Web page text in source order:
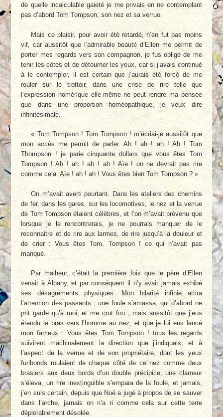
de quelle incalculable gaieté je me privais en ne contemplant
pas d’abord Tom Tompson, son nez et sa verrue.
Mais ce plaisir, pour avoir été retardé, n’en fut pas moins
vif, car aussitôt que l’admirable beauté d’Ellen me permit de
porter mes regards vers son compagnon, je fus obligé de me
tenir les côtes et de détourner les yeux, car si j’avais continué
à le contempler, il est certain que j’aurais été forcé de me
rouler sur le trottoir, dans une crise de rire telle que
l’expression homérique elle-même ne peut rendre ma pensée
que dans une proportion homéopathique, je veux dire
infinitésimale.
« Tom Tompson ! Tom Tompson ! m’écriai-je aussitôt que
mon accès me permit de parler. Ah ! ah ! ah ! Ah ! Tom
Thompson ! je parie cinquante dollars que vous êtes Tom
Tompson ! Ah ! ah ! ah ! ah ! Aïe ! on ne devrait pas rire
comme cela. Aïe ! ah ! ah ! Vous êtes bien Tom Tompson ? »
On m’avait averti pourtant. Dans les ateliers des chemins
de fer, dans les gares, sur les locomotives, le nez et la verrue
de Tom Tompson étaient célèbres, et l’on m’avait prévenu que
lorsque je le rencontrerais, je ne pourrais manquer de le
reconnaitre et de rire aux larmes, de rire jusqu’à la douleur et
de crier : Vous êtes Tom. Tompson ! ce qui n’avait pas
manqué.
Par malheur, c’était la première fois que le père d’Ellen
venait à Albany, et par conséquent il n’y avait jamais exhibé
ses désagréments physiques. Mon hilarité infinie attira
l’attention des passants ; une foule s’amassa, qui d’abord ne
prit garde qu’à moi, et me crut fou ; mais aussitôt que j’eus
étendu le bras vers l’homme au nez, et que je lui eus lancé
mon fameux : Vous êtes Tom Tompson ! tous les regards
suivirent machinalement la direction que j’indiquais, et à
l’aspect de la verrue et de son propriétaire, dont les yeux
furibonds roulaient de chaque côté de ce nez comme deux
brasiers aux deux bords d’un double précipice, une clameur
s’éleva, un rire inextinguible s’empara de la foule, et jamais,
j’en suis certain, depuis que Noé a jugé à propos de se sauver
dans l’arche, jamais on n’a ri comme cela sur cette terre
déplorablement désolée.